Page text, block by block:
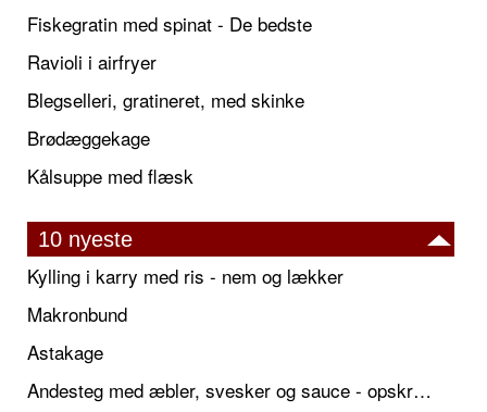
Fiskegratin med spinat - De bedste
Ravioli i airfryer
Blegselleri, gratineret, med skinke
Brødæggekage
Kålsuppe med flæsk
10 nyeste
Kylling i karry med ris - nem og lækker
Makronbund
Astakage
Andesteg med æbler, svesker og sauce - opskrift også til jul